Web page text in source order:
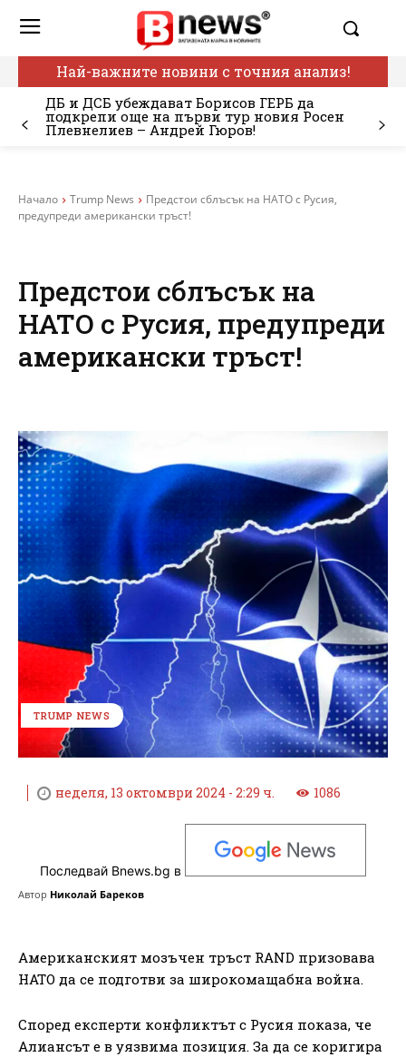
Най-важните новини с точния анализ!
ДБ и ДСБ убеждават Борисов ГЕРБ да
подкрепи още на първи тур новия Росен
Плевнелиев – Андрей Гюров!
Начало Trump News
Предстои сблъсък на НАТО с Русия,
предупреди американски тръст!
Предстои сблъсък на
НАТО с Русия, предупреди
американски тръст!
TRUMP NEWS
неделя, 13 октомври 2024 - 2:29 ч. 1086
Последвай Bnews.bg в
Автор Николай Бареков
Американският мозъчен тръст RAND призовава
НАТО да се подготви за широкомащабна война.
Според експерти конфликтът с Русия показа, че
Алиансът е в уязвима позиция. За да се коригира